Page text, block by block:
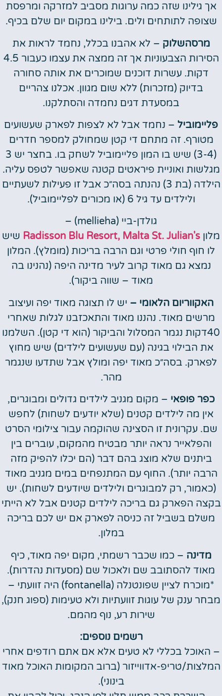
אך גילינו שזה כמה ערוגות מסביב למזרקה ומרפסת
שצופה לתותחים ולים. בילינו במקום יום שלם בכיף.
מרסהשלוק – לא אהבנו בכלל, נחמד לראות את
הסירות הצבעוניות אך זה ממצה את עצמו כעבור 4.5
דקות. עשרות דוכנים שמוכרים את אותה סחורה
בדיוק (מזכרות) ללא שום מגוון. אכלנו צהריים
במסעדת דגים נחמדה והסתלקנו.
פליימוביל – נחמד אבל לא לצפות לפארק שעשועים
מטורף. זה מתחם די קטן שמחולק למספר חדרים
(3-4) שיש בו המון פליימוביל לשחק בו. בחצר יש 3
מגלשות ואוניית פיראטים קטנה שאפשר לטפס עליה.
הילדה (בת 3) נהנתה בסה״כ אבל זו פעילות לשעתיים
ולילדים עד גיל 6 (או מכורים לפליימוביל).
גולדן-ביי (mellieha) –
מלון Radisson Blu Resort, Malta St. Julian's שיש
לו חוף חולי פרטי וגם הרבה בריכות (מומלץ). המלון
נמצא גם מאוד קרוב לעיר מדינה היפה (נהנינו בה
מאוד – שווה ביקור).
האקווריום הלאומי – יש לו תצוגה מאוד יפה ועיצוב
מרשים מאוד. נהננו מאוד והתאכזבנו לגלות שאחרי
40דקות נגמר המסלול והביקור (הוא די קטן). השלמנו
את הבילוי בגינה (עם שעשועים לילדים) שיש מחוץ
לפארק. בסה״כ מאוד יפה ומולץ אבל שתדעו שנגמר
מהר.
כפר פופאי – מקום מגניב לילדים גדולים ומבוגרים,
אין מה לילדים קטנים (שלא יודעים לשחות) לחפש
שם. עקרונית זו הסצינה שהוקמה עבור צילומי הסרט
והפלאייר נראה יותר מבטיח מהמקום, עוברים בין
ביתנים שלא מוצג בהם דבר (הם יכלו להפיק מזה
הרבה יותר). החוף עם המתנפחים במים מגניב מאוד
(כאמור, רק למבוגרים ולילדים שיודעים לשחות). יש
בקצה הפארק גם בריכה לילדים קטנים אבל לא הייתי
משלם בשביל זה כניסה לפארק אם יש לכם בריכה
במלון.
מדינה – כמו שכבר רשמתי, מקום יפה מאוד, כיף
מאוד להסתובב שם ולאכול שם (מסעדות נהדרות).
*מוכרח לציין שפונטנלה (fontanella) היה זוועתי –
מבחר ענק של עוגות זוועתיות ולא טעימות (ספוג חנק),
שירות רע, נוף מהמם.
רשמים נוספים:
– האוכל בכללי לא טעים אלא אם אתם רודפים אחרי
המלצות/טריפ-אדווייזור (ברוב המקומות האוכל מאוד
בינוני).